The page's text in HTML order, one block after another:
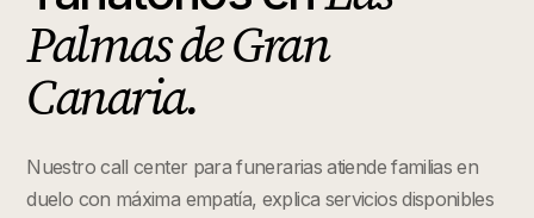
Palmas de Gran
Canaria.
Nuestro call center para funerarias atiende familias en
duelo con máxima empatía, explica servicios disponibles